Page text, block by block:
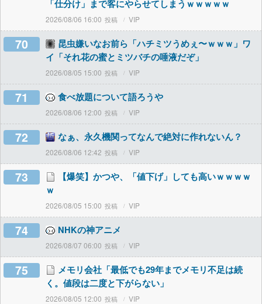
「仕分け」まで客にやらせてしまうｗｗｗｗｗ
2026/08/06 16:00 VIP
70
昆虫嫌いなお前ら「ハチミツうめぇ〜ｗｗｗ」ワ
イ「それ花の蜜とミツバチの唾液だぞ」
2026/08/05 15:00 VIP
71 食べ放題について語ろうや
2026/08/06 12:00 VIP
72 なぁ、永久機関ってなんで絶対に作れないん？
2026/08/06 12:42 VIP
73
【爆笑】かつや、「値下げ」しても高いｗｗｗｗ
ｗ
2026/08/05 15:00 VIP
74 NHKの神アニメ
2026/08/07 06:00 VIP
75
メモリ会社「最低でも29年までメモリ不足は続
く。値段は二度と下がらない」
2026/08/05 12:00 VIP